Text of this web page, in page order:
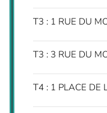
T3 : 1 RUE DU
T3 : 3 RUE DU
T4 : 1 PLACE DE